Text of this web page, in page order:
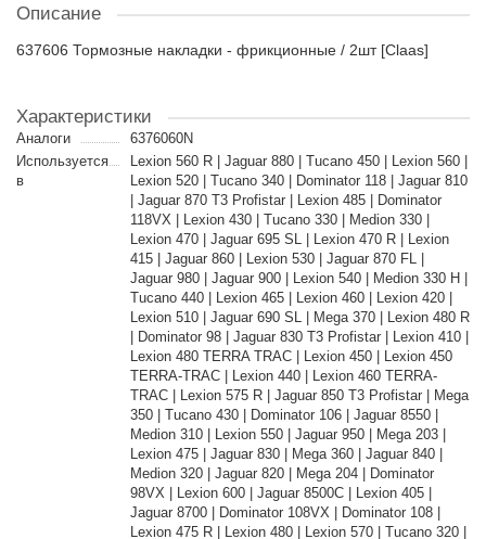
Описание
637606 Тормозные накладки - фрикционные / 2шт [Claas]
Характеристики
Аналоги
6376060N
Используется
в
Lexion 560 R | Jaguar 880 | Tucano 450 | Lexion 560 |
Lexion 520 | Tucano 340 | Dominator 118 | Jaguar 810
| Jaguar 870 T3 Profistar | Lexion 485 | Dominator
118VX | Lexion 430 | Tucano 330 | Medion 330 |
Lexion 470 | Jaguar 695 SL | Lexion 470 R | Lexion
415 | Jaguar 860 | Lexion 530 | Jaguar 870 FL |
Jaguar 980 | Jaguar 900 | Lexion 540 | Medion 330 H |
Tucano 440 | Lexion 465 | Lexion 460 | Lexion 420 |
Lexion 510 | Jaguar 690 SL | Mega 370 | Lexion 480 R
| Dominator 98 | Jaguar 830 T3 Profistar | Lexion 410 |
Lexion 480 TERRA TRAC | Lexion 450 | Lexion 450
TERRA-TRAC | Lexion 440 | Lexion 460 TERRA-
TRAC | Lexion 575 R | Jaguar 850 T3 Profistar | Mega
350 | Tucano 430 | Dominator 106 | Jaguar 8550 |
Medion 310 | Lexion 550 | Jaguar 950 | Mega 203 |
Lexion 475 | Jaguar 830 | Mega 360 | Jaguar 840 |
Medion 320 | Jaguar 820 | Mega 204 | Dominator
98VX | Lexion 600 | Jaguar 8500C | Lexion 405 |
Jaguar 8700 | Dominator 108VX | Dominator 108 |
Lexion 475 R | Lexion 480 | Lexion 570 | Tucano 320 |